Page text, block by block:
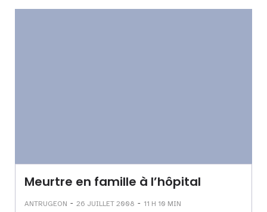
Meurtre en famille à l’hôpital
ANTRUGEON - 26 JUILLET 2008 - 11 H 10 MIN